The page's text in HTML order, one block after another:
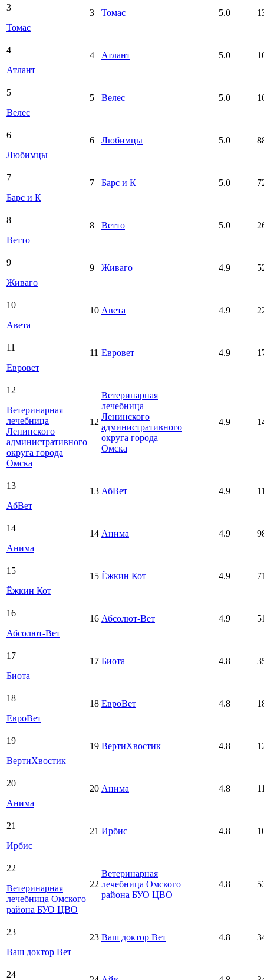
3
Томас
3 Томас 5.0
4
Атлант
4 Атлант 5.0
5
Велес
5 Велес 5.0
6
Любимцы
6 Любимцы 5.0
7
Барс и К
7 Барс и К 5.0
8
Ветто
8 Ветто 5.0
9
Живаго
9 Живаго 4.9
10
Авета
10 Авета 4.9
11
Евровет
11 Евровет 4.9
12
Ветеринарная
лечебница
Ленинского
административного
округа города
Омска
12
Ветеринарная
лечебница
Ленинского
административного
округа города
Омска
4.9
13
АбВет
13 АбВет 4.9
14
Анима
14 Анима 4.9
15
Ёжкин Кот
15 Ёжкин Кот 4.9
16
Абсолют-Вет
16 Абсолют-Вет 4.9
17
Биота
17 Биота 4.8
18
ЕвроВет
18 ЕвроВет 4.8
19
ВертиХвостик
19 ВертиХвостик 4.8
20
Анима
20 Анима 4.8
21
Ирбис
21 Ирбис 4.8
22
Ветеринарная
лечебница Омского
района БУО ЦВО
22
Ветеринарная
лечебница Омского
района БУО ЦВО
4.8
23
Ваш доктор Вет
23 Ваш доктор Вет 4.8
24